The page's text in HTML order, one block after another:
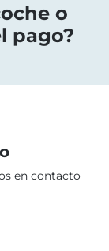
o
pago?
en contacto